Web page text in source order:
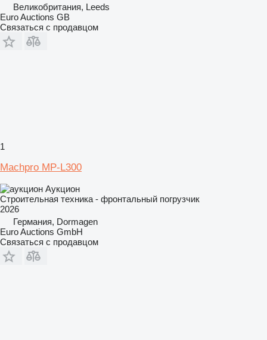
Великобритания, Leeds
Euro Auctions GB
Связаться с продавцом
1
Machpro MP-L300
Аукцион
Строительная техника - фронтальный погрузчик
2026
Германия, Dormagen
Euro Auctions GmbH
Связаться с продавцом